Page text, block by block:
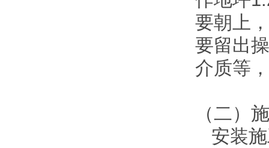
要朝上
要留出
介质等
（二）
安装施